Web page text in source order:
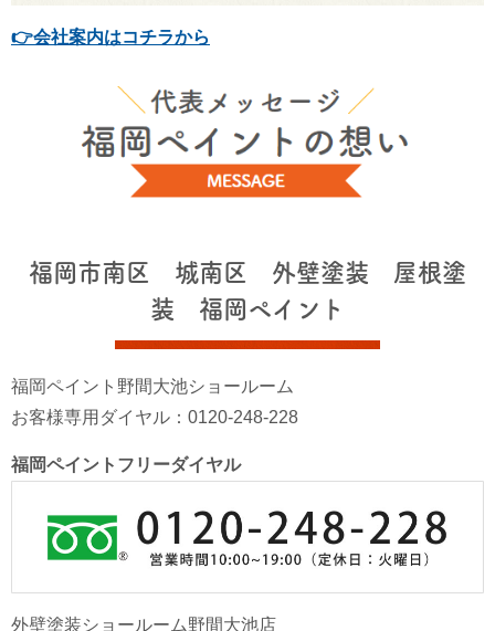
👉会社案内はコチラから
福岡市南区 城南区 外壁塗装 屋根塗
装 福岡ペイント
福岡ペイント野間大池ショールーム
お客様専用ダイヤル：0120-248-228
福岡ペイントフリーダイヤル
外壁塗装ショールーム野間大池店